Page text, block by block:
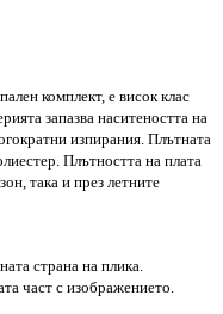
комплект, е висок клас
запазва наситеността на
изпирания. Плътната
Плътността на плата
така и през летните
страна на плика.
част с изображението.